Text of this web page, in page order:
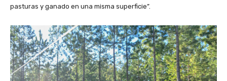
pasturas y ganado en una misma superficie”.